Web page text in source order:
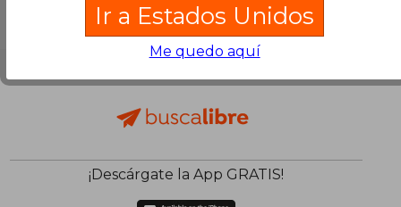
¡Descárgate la App GRATIS!
Ir a Estados Unidos
Me quedo aquí